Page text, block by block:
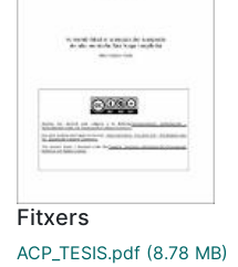
Fitxers
ACP_TESIS.pdf (8.78 MB)